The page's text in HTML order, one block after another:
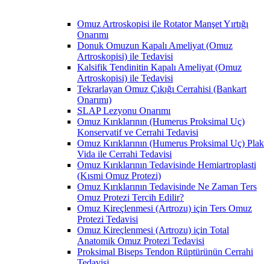
Omuz Artroskopisi ile Rotator Manşet Yırtığı
Onarımı
Donuk Omuzun Kapalı Ameliyat (Omuz
Artroskopisi) ile Tedavisi
Kalsifik Tendinitin Kapalı Ameliyat (Omuz
Artroskopisi) ile Tedavisi
Tekrarlayan Omuz Çıkığı Cerrahisi (Bankart
Onarımı)
SLAP Lezyonu Onarımı
Omuz Kırıklarının (Humerus Proksimal Uç)
Konservatif ve Cerrahi Tedavisi
Omuz Kırıklarının (Humerus Proksimal Uç) Plak
Vida ile Cerrahi Tedavisi
Omuz Kırıklarının Tedavisinde Hemiartroplasti
(Kısmi Omuz Protezi)
Omuz Kırıklarının Tedavisinde Ne Zaman Ters
Omuz Protezi Tercih Edilir?
Omuz Kireçlenmesi (Artrozu) için Ters Omuz
Protezi Tedavisi
Omuz Kireçlenmesi (Artrozu) için Total
Anatomik Omuz Protezi Tedavisi
Proksimal Biseps Tendon Rüptürünün Cerrahi